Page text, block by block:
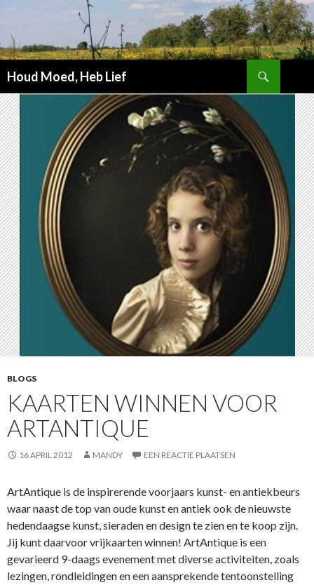
Houd Moed, Heb Lief
NAAR
INHOUD
BLOGS
KAARTEN WINNEN VOOR
ARTANTIQUE
16 APRIL 2012 MANDY EEN REACTIE PLAATSEN
ArtAntique is de inspirerende voorjaars kunst- en antiekbeurs
waar naast de top van oude kunst en antiek ook de nieuwste
hedendaagse kunst, sieraden en design te zien en te koop zijn.
Jij kunt daarvoor vrijkaarten winnen! ArtAntique is een
gevarieerd 9-daags evenement met diverse activiteiten, zoals
lezingen, rondleidingen en een aansprekende tentoonstelling